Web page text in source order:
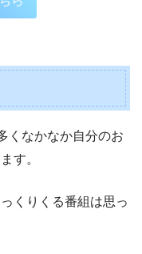
くなかなか自分のお
す。
くりくる番組は思っ